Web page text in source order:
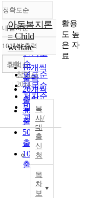
정확도순
정확도
순
인기도
순
연도순
제목순
저자순
발행기
관순
내림차순
내림차순
10개씩 출력
10개씩
출력
20개씩
출력
30개씩
출력
50개씩
출력
100개씩
출력
조회
아동복지론
= Child
welfare
한성심
창지사
2014
복
사/
대
출
신
청
목
차
보
활용
도 높
은 자
료